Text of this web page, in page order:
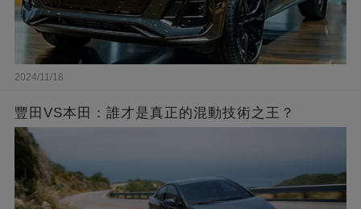
2024/11/18
豐田VS本田：誰才是真正的混動技術之王？